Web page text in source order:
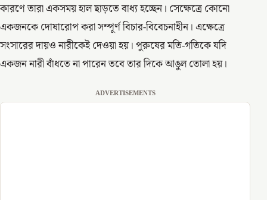
কারণে তারা একসময় হাল ছাড়তে বাধ্য হচ্ছেন। সেক্ষেত্রে কোনো
একজনকে দোষারোপ করা সম্পূর্ণ বিচার-বিবেচনাহীন। এক্ষেত্রে
সংসারের দায়ও নারীকেই দেওয়া হয়। পুরুষের মতি-গতিকে যদি
একজন নারী বাঁধতে না পারেন তবে তার দিকে আঙুল তোলা হয়।
ADVERTISEMENTS